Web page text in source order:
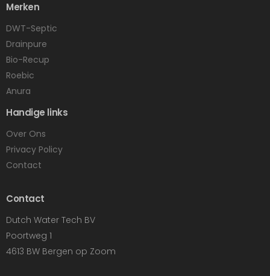
Merken
DWT-Septic
Drainpure
Bio-Recup
Roebic
Anura
Handige links
Over Ons
Privacy Policy
Contact
Contact
Dutch Water Tech BV
Poortweg 1
4613 BW Bergen op Zoom